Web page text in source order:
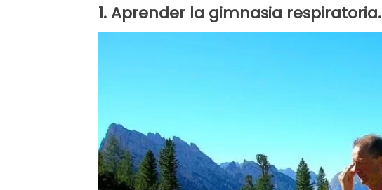
1. Aprender la gimnasia respiratoria.